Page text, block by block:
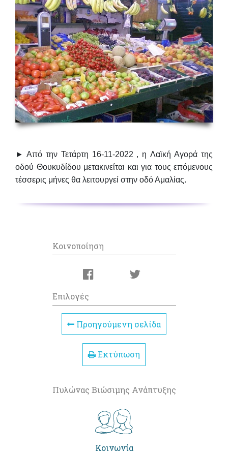
► Από την Τετάρτη 16-11-2022 , ηΛαϊκή Αγορά της
οδού Θουκυδίδου μετακινείται και για τους επόμενους
τέσσερις μήνες θα λειτουργεί στην οδό Αμαλίας.
Κοινοποίηση
Επιλογές
Προηγούμενη σελίδα
Εκτύπωση
Πυλώνας Βιώσιμης Ανάπτυξης
Κοινωνία